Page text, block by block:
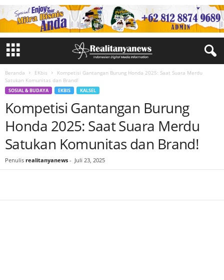
Beranda EKbis
Kompetisi Gantangan Burung Honda 2025: Saat Suara Merdu
Satukan Komunitas dan Brand!
SOSIAL & BUDAYA EKBIS KALSEL
Kompetisi Gantangan Burung
Honda 2025: Saat Suara Merdu
Satukan Komunitas dan Brand!
Penulis realitanyanews - Juli 23, 2025